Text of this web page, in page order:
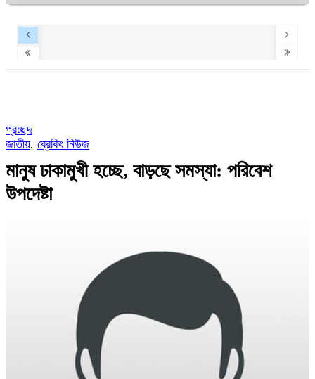
প্রচ্ছদ
জাতীয়, ব্রেকিং নিউজ
মানুষ ঢাকামুখী হচ্ছে, বাড়ছে সমস্যা: পরিবেশ
উপদেষ্টা